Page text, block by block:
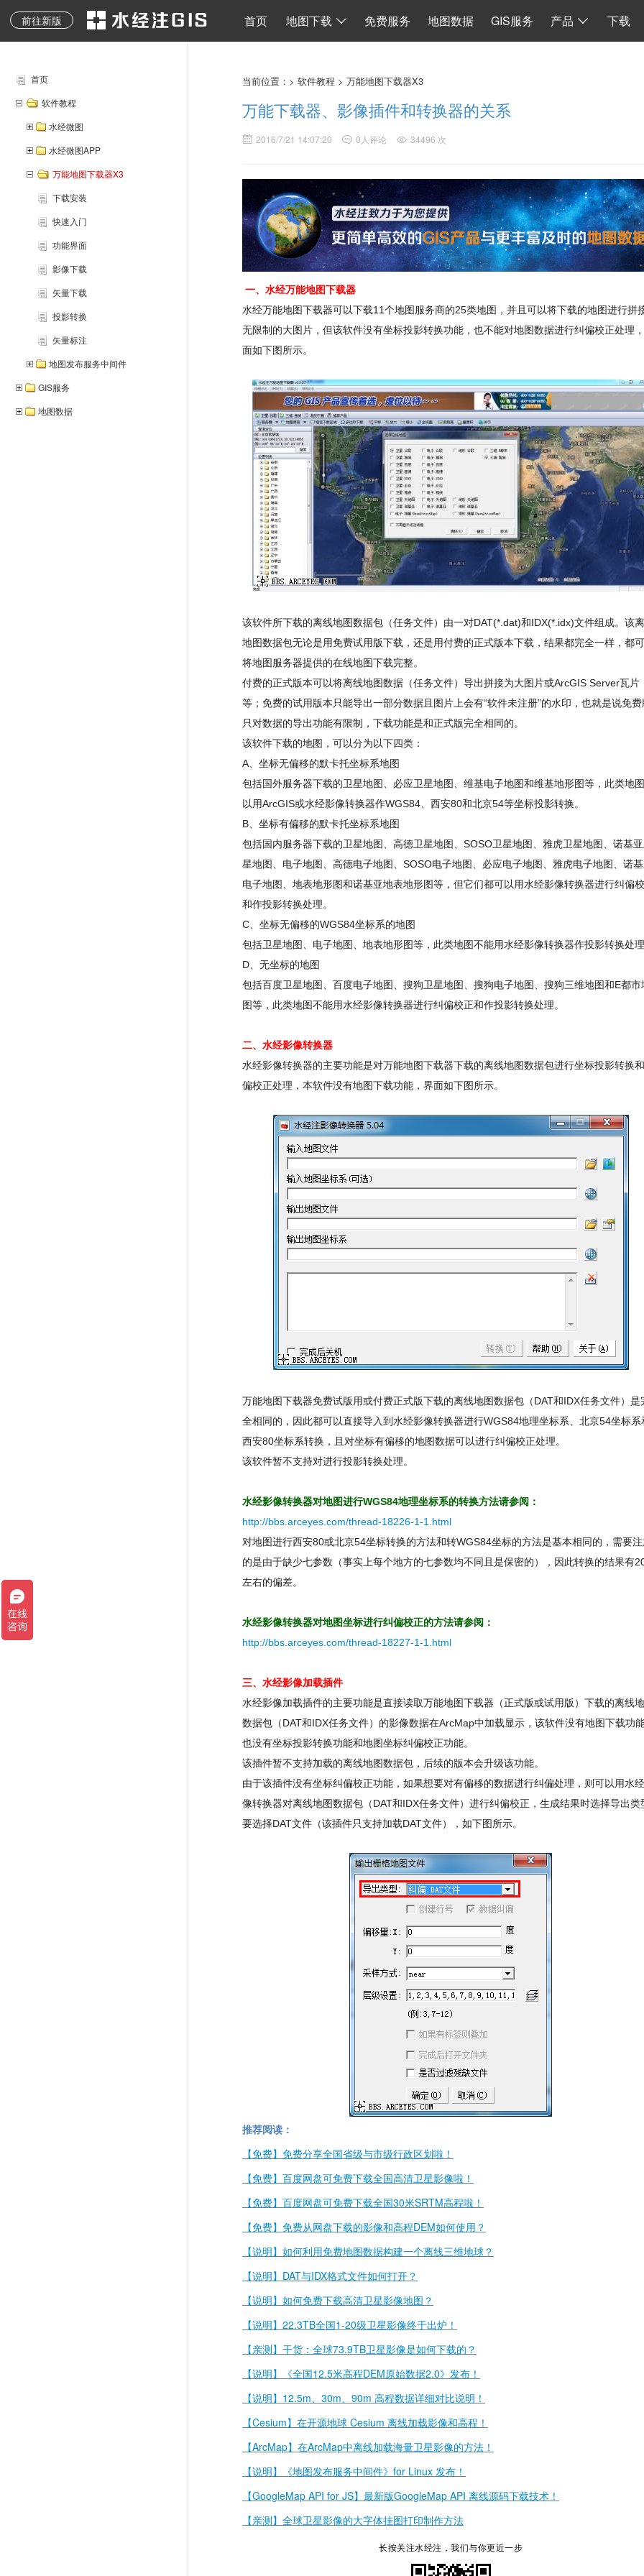
前往新版 首页 地图下载 免费服务 地图数据 GIS服务 产品 下载
地质图、专题图等其它
专业地图
地图下载
水经微图CAD
离线地图 二维系统
水经注二维API 离线 API 源码
首页
软件教程
水经微图
水经微图APP
万能地图下载器X3
下载安装
快速入门
功能界面
影像下载
矢量下载
投影转换
矢量标注
地图发布服务中间件
GIS服务
地图数据
当前位置：> 软件教程 > 万能地图下载器X3
万能下载器、影像插件和转换器的关系
2016/7/21 14:07:20 0人评论 34496 次
一、水经万能地图下载器
水经万能地图下载器可以下载11个地图服务商的25类地图，并且可以将下载的地图进行拼
无限制的大图片，但该软件没有坐标投影转换功能，也不能对地图数据进行纠偏校正处理
面如下图所示。
该软件所下载的离线地图数据包（任务文件）由一对DAT(*.dat)和IDX(*.idx)文件组成。该
地图数据包无论是用免费试用版下载，还是用付费的正式版本下载，结果都完全一样，都
将地图服务器提供的在线地图下载完整。
付费的正式版本可以将离线地图数据（任务文件）导出拼接为大图片或ArcGIS Server瓦片
等；免费的试用版本只能导出一部分数据且图片上会有“软件未注册”的水印，也就是说免费
只对数据的导出功能有限制，下载功能是和正式版完全相同的。
该软件下载的地图，可以分为以下四类：
A、坐标无偏移的默卡托坐标系地图
包括国外服务器下载的卫星地图、必应卫星地图、维基电子地图和维基地形图等，此类地
以用ArcGIS或水经影像转换器作WGS84、西安80和北京54等坐标投影转换。
B、坐标有偏移的默卡托坐标系地图
包括国内服务器下载的卫星地图、高德卫星地图、SOSO卫星地图、雅虎卫星地图、诺基
星地图、电子地图、高德电子地图、SOSO电子地图、必应电子地图、雅虎电子地图、诺
电子地图、地表地形图和诺基亚地表地形图等，但它们都可以用水经影像转换器进行纠偏
和作投影转换处理。
C、坐标无偏移的WGS84坐标系的地图
包括卫星地图、电子地图、地表地形图等，此类地图不能用水经影像转换器作投影转换处
D、无坐标的地图
包括百度卫星地图、百度电子地图、搜狗卫星地图、搜狗电子地图、搜狗三维地图和E都市
图等，此类地图不能用水经影像转换器进行纠偏校正和作投影转换处理。
二、水经影像转换器
水经影像转换器的主要功能是对万能地图下载器下载的离线地图数据包进行坐标投影转换
偏校正处理，本软件没有地图下载功能，界面如下图所示。
万能地图下载器免费试版用或付费正式版下载的离线地图数据包（DAT和IDX任务文件）是
全相同的，因此都可以直接导入到水经影像转换器进行WGS84地理坐标系、北京54坐标系
西安80坐标系转换，且对坐标有偏移的地图数据可以进行纠偏校正处理。
该软件暂不支持对进行投影转换处理。
水经影像转换器对地图进行WGS84地理坐标系的转换方法请参阅：
http://bbs.arceyes.com/thread-18226-1-1.html
对地图进行西安80或北京54坐标转换的方法和转WGS84坐标的方法是基本相同的，需要
的是由于缺少七参数（事实上每个地方的七参数均不同且是保密的），因此转换的结果有
左右的偏差。
水经影像转换器对地图坐标进行纠偏校正的方法请参阅：
http://bbs.arceyes.com/thread-18227-1-1.html
三、水经影像加载插件
水经影像加载插件的主要功能是直接读取万能地图下载器（正式版或试用版）下载的离线
数据包（DAT和IDX任务文件）的影像数据在ArcMap中加载显示，该软件没有地图下载功
也没有坐标投影转换功能和地图坐标纠偏校正功能。
该插件暂不支持加载的离线地图数据包，后续的版本会升级该功能。
由于该插件没有坐标纠偏校正功能，如果想要对有偏移的数据进行纠偏处理，则可以用水
像转换器对离线地图数据包（DAT和IDX任务文件）进行纠偏校正，生成结果时选择导出类
要选择DAT文件（该插件只支持加载DAT文件），如下图所示。
推荐阅读：
【免费】免费分享全国省级与市级行政区划啦！
【免费】百度网盘可免费下载全国高清卫星影像啦！
【免费】百度网盘可免费下载全国30米SRTM高程啦！
【免费】免费从网盘下载的影像和高程DEM如何使用？
【说明】如何利用免费地图数据构建一个离线三维地球？
【说明】DAT与IDX格式文件如何打开？
【说明】如何免费下载高清卫星影像地图？
【说明】22.3TB全国1-20级卫星影像终于出炉！
【亲测】干货：全球73.9TB卫星影像是如何下载的？
【说明】《全国12.5米高程DEM原始数据2.0》发布！
【说明】12.5m、30m、90m 高程数据详细对比说明！
【Cesium】在开源地球 Cesium 离线加载影像和高程！
【ArcMap】在ArcMap中离线加载海量卫星影像的方法！
【说明】《地图发布服务中间件》for Linux 发布！
【GoogleMap API for JS】最新版GoogleMap API 离线源码下载技术！
【亲测】全球卫星影像的大字体挂图打印制作方法
长按关注水经注，我们与你更近一步